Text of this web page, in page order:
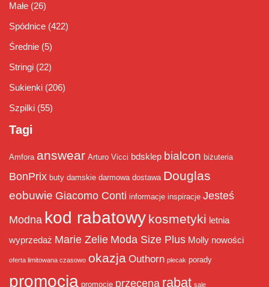
Małe (26)
Spódnice (422)
Średnie (5)
Stringi (22)
Sukienki (206)
Szpilki (55)
Tagi
Amfora answear Arturo Vicci bdsklep bialcon biżuteria
BonPrix buty damskie darmowa dostawa Douglas
eobuwie Giacomo Conti informacje inspiracje Jesteś
Modna kod rabatowy kosmetyki letnia
wyprzedaż Marie Zelie Moda Size Plus Molly nowości
oferta limitowana czasowo okazja Outhorn plecak porady
promocja promocje przecena rabat sale